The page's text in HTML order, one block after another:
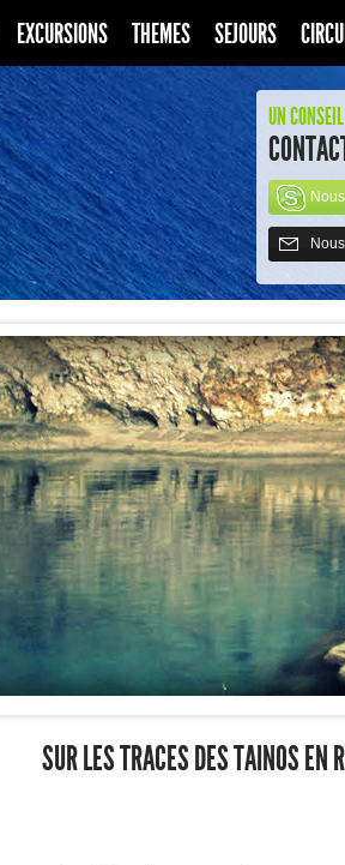
EXCURSIONS THEMES SEJOURS
UN
SUR LES TRACES DES TAINOS EN